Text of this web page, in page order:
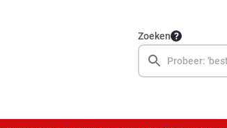
Zoeken